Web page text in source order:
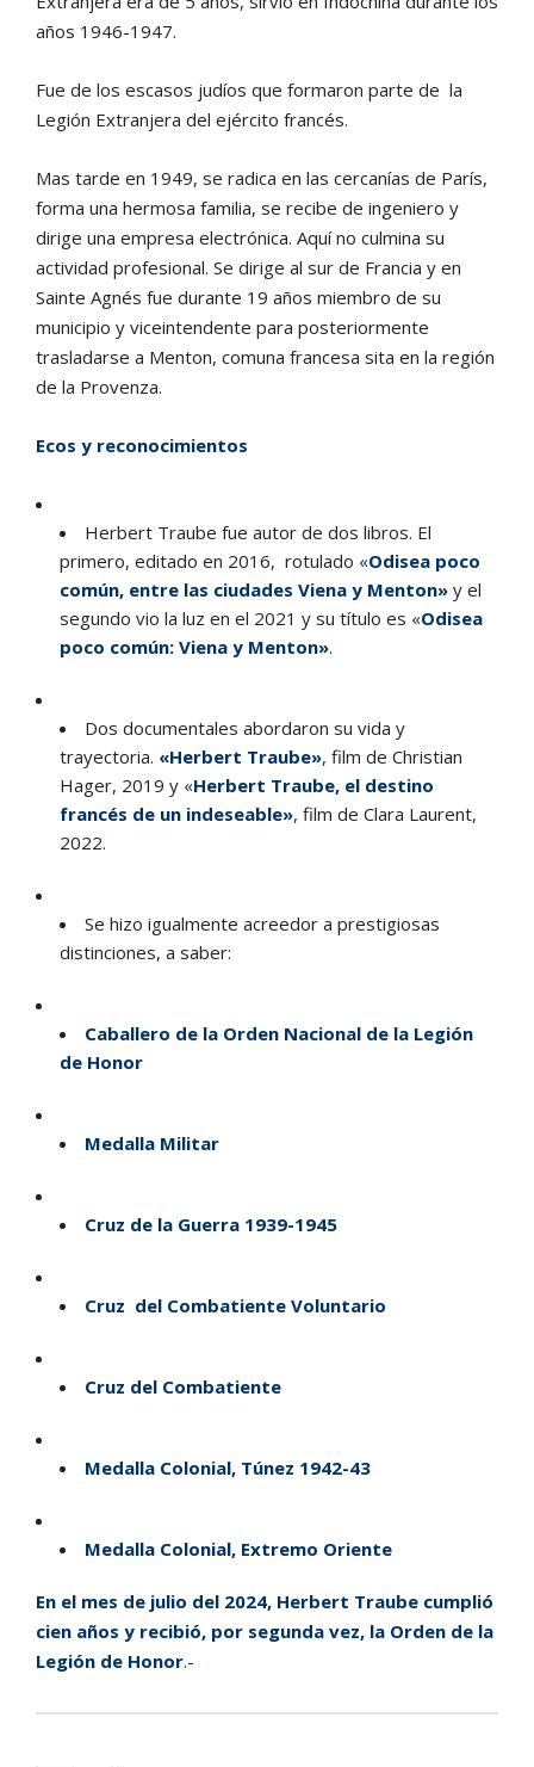
años 1946-1947.
Fue de los escasos judíos que formaron parte de la
Legión Extranjera del ejército francés.
Mas tarde en 1949, se radica en las cercanías de París,
forma una hermosa familia, se recibe de ingeniero y
dirige una empresa electrónica. Aquí no culmina su
actividad profesional. Se dirige al sur de Francia y en
Sainte Agnés fue durante 19 años miembro de su
municipio y viceintendente para posteriormente
trasladarse a Menton, comuna francesa sita en la región
de la Provenza.
Ecos y reconocimientos
Herbert Traube fue autor de dos libros. El
primero, editado en 2016, rotulado «Odisea poco
común, entre las ciudades Viena y Menton» y el
segundo vio la luz en el 2021 y su título es «Odisea
poco común: Viena y Menton».
Dos documentales abordaron su vida y
trayectoria. «Herbert Traube», film de Christian
Hager, 2019 y «Herbert Traube, el destino
francés de un indeseable», film de Clara Laurent,
2022.
Se hizo igualmente acreedor a prestigiosas
distinciones, a saber:
Caballero de la Orden Nacional de la Legión
de Honor
Medalla Militar
Cruz de la Guerra 1939-1945
Cruz del Combatiente Voluntario
Cruz del Combatiente
Medalla Colonial, Túnez 1942-43
Medalla Colonial, Extremo Oriente
En el mes de julio del 2024, Herbert Traube cumplió
cien años y recibió, por segunda vez, la Orden de la
Legión de Honor.-